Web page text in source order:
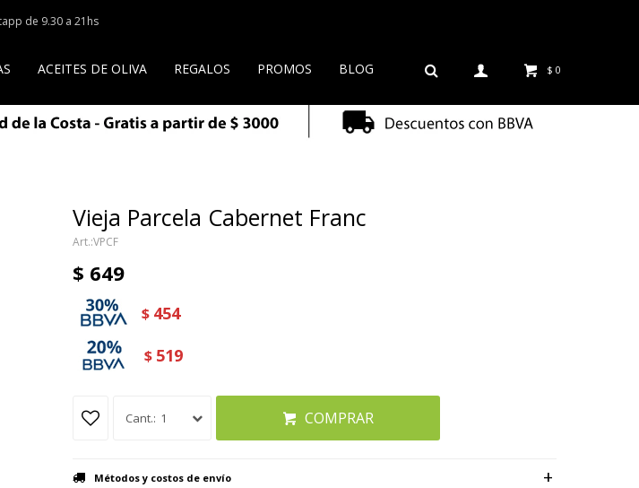
ACEITES DE OLIVA REGALOS PROMOS BLOG $ 0
de 9.30 a 21hs
Vieja Parcela Cabernet Franc
VPCF
$ 649
$ 454
$ 519
1 COMPRAR
Métodos y costos de envío